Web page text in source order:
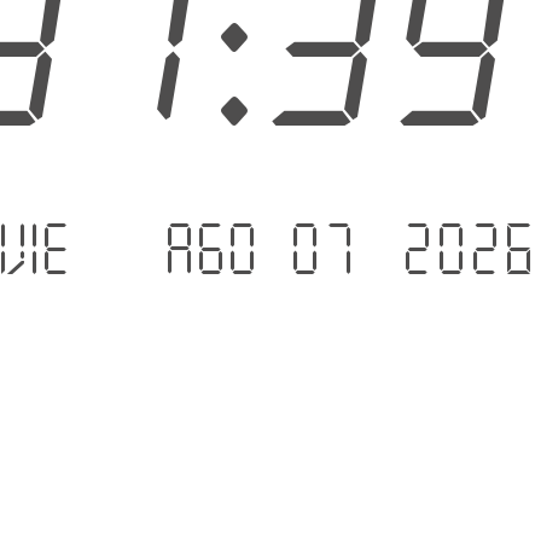
vie. - ago 07 .2026